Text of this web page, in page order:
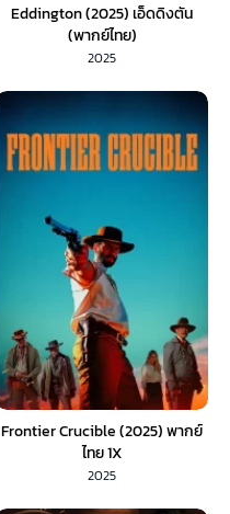
Eddington (2025) เอ็ดดิงตัน
(พากย์ไทย)
2025
Frontier Crucible (2025) พากย์
ไทย 1X
2025